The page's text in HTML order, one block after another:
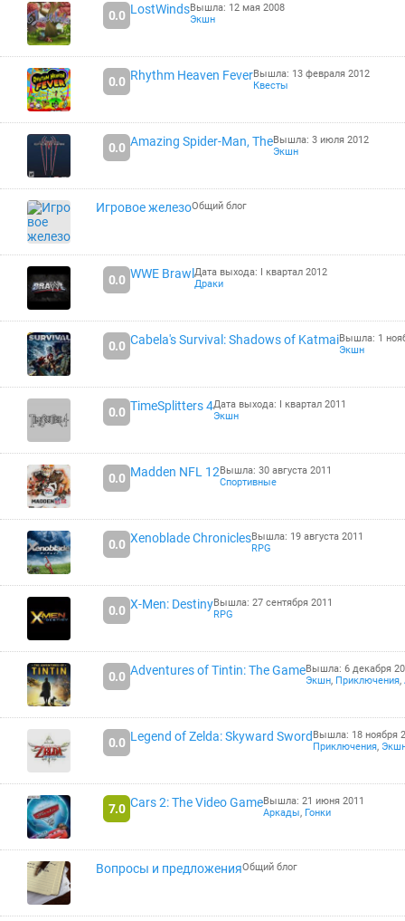
0.0 LostWindsВышла: 12 мая 2008
Экшн
0.0 Rhythm Heaven FeverВышла: 13 февраля 2012
Квесты
0.0 Amazing Spider-Man, TheВышла: 3 июля 2012
Экшн
Игровое железоОбщий блог
0.0 WWE Brawl Дата выхода: I квартал 2012
Драки
0.0 Cabela's Survival: Shadows of KatmaiВышла: 1
Экшн
0.0 TimeSplitters 4Дата выхода: I квартал 2011
Экшн
0.0 Madden NFL 12Вышла: 30 августа 2011
Спортивные
0.0 Xenoblade ChroniclesВышла: 19 августа 2011
RPG
0.0 X-Men: DestinyВышла: 27 сентября 2011
RPG
0.0 Adventures of Tintin: The GameВышла: 6 декабря
Экшн, Приключения,
0.0 Legend of Zelda: Skyward Sword Вышла: 18 ноября
Приключения,
7.0 Cars 2: The Video GameВышла: 21 июня 2011
Аркады, Гонки
Вопросы и предложенияОбщий блог